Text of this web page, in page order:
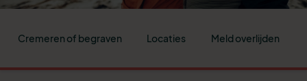
Cremeren of begraven Locaties Meld overlijden